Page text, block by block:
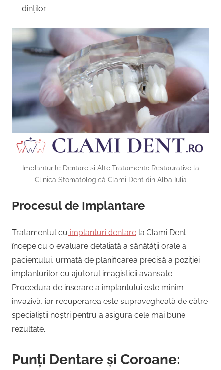
dinților.
Implanturile Dentare și Alte Tratamente Restaurative la
Clinica Stomatologică Clami Dent din Alba Iulia
Procesul de Implantare
Tratamentul cu implanturi dentare la Clami Dent
începe cu o evaluare detaliată a sănătății orale a
pacientului, urmată de planificarea precisă a poziției
implanturilor cu ajutorul imagisticii avansate.
Procedura de inserare a implantului este minim
invazivă, iar recuperarea este supravegheată de către
specialiștii noștri pentru a asigura cele mai bune
rezultate.
Punți Dentare și Coroane: